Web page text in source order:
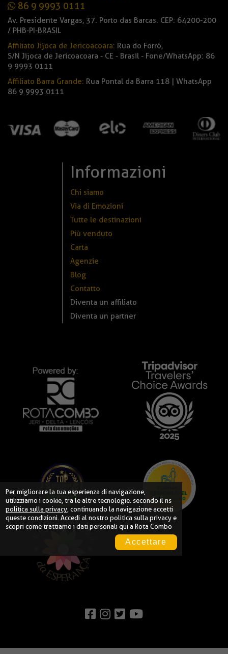
86 9 9993 0111
Av. Presidente Vargas, 37. Porto das Barcas. CEP: 64200-200
/ PHB-PI-BRASIL
Affiliato Jijoca de Jericoacoara: Rua do Forró,
S/N Jijoca de Jericoacoara - CE - Brasil - Fone/WhatsApp: 86
9 9993 0111
Affiliato Barra Grande: Rua Pontal da Barra 118 | WhatsApp
86 9 9993 0111
Informazioni
Chi siamo
Via di Emozioni
Tutte le destinazioni
Più venduto
Carta
Agenzie
Blog
Contatto
Diventa un affiliato
Diventa un partner
Per migliorare la tua esperienza di navigazione,
utilizziamo i cookie, tra le altre tecnologie. secondo il ns
politica sulla privacy, continuando la navigazione accetti
queste condizioni. Accedi al nostro politica sulla privacye
scopri come trattiamo i dati personali qui a Rota Combo
Accettare